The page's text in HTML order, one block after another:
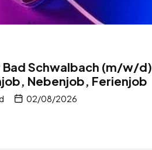
Schwalbach (m/w/d)
Nebenjob, Ferienjob
02/08/2026